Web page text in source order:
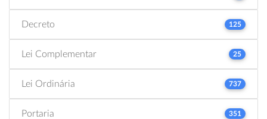
Decreto 125
Lei Complementar 25
Lei Ordinária 737
Portaria 351